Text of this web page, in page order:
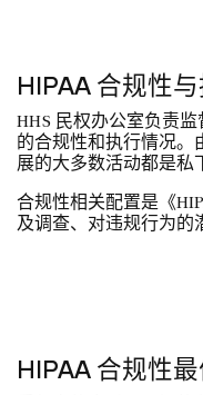
HIPAA 合规性
HHS 民权办公室负责
的合规性和执行情况。
展的大多数活动都是私
合规性相关配置是《
及调查、对违规行为的
HIPAA 合规性